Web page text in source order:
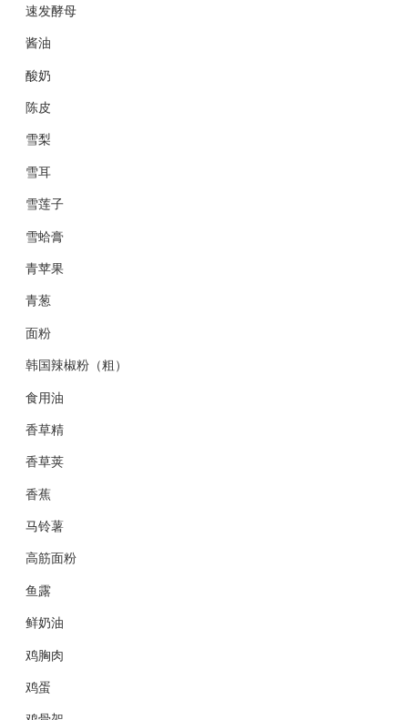
速发酵母
酱油
酸奶
陈皮
雪梨
雪耳
雪莲子
雪蛤膏
青苹果
青葱
面粉
韩国辣椒粉（粗）
食用油
香草精
香草荚
香蕉
马铃薯
高筋面粉
鱼露
鲜奶油
鸡胸肉
鸡蛋